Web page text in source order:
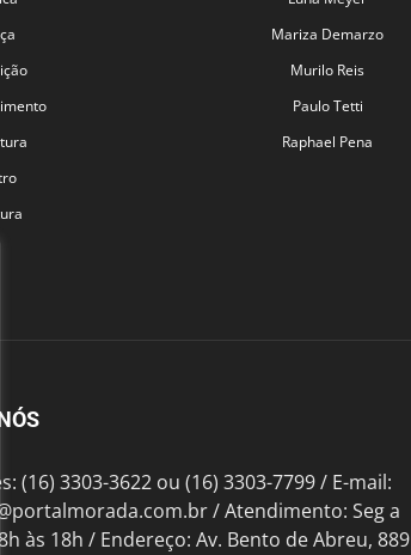
Mariza Demarzo
Murilo Reis
Paulo Tetti
Raphael Pena
(16) 3303-3622 ou (16) 3303-7799 / E-mail:
/ Atendimento: Seg a
8h às 18h / Endereço: Av. Bento de Abreu, 889